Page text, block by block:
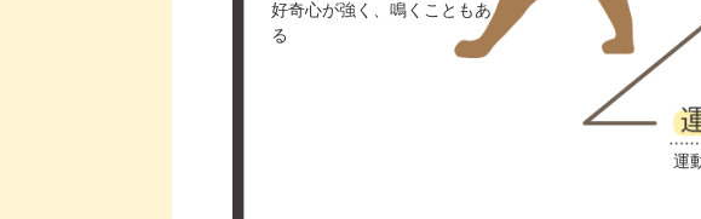
好奇心が強く、鳴くこともあ
る
運